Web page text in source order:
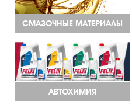
СМАЗОЧНЫЕ МАТЕРИАЛЫ
АВТОХИМИЯ